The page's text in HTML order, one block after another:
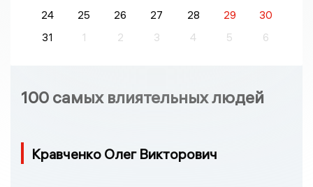
24
25 26 27 28 29
30
31
1 2 3 4 5 6
100 самых влиятельных людей
Кравченко Олег Викторович